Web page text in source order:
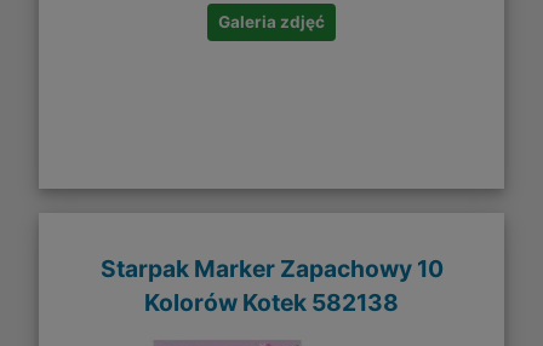
Galeria zdjęć
Starpak Marker Zapachowy 10
Kolorów Kotek 582138